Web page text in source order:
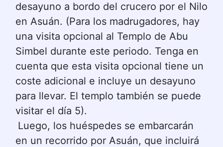
desayuno a bordo del crucero por el Nilo
en Asuán. (Para los madrugadores, hay
una visita opcional al Templo de Abu
Simbel durante este periodo. Tenga en
cuenta que esta visita opcional tiene un
coste adicional e incluye un desayuno
para llevar. El templo también se puede
visitar el día 5).
Luego, los huéspedes se embarcarán
en un recorrido por Asuán, que incluirá